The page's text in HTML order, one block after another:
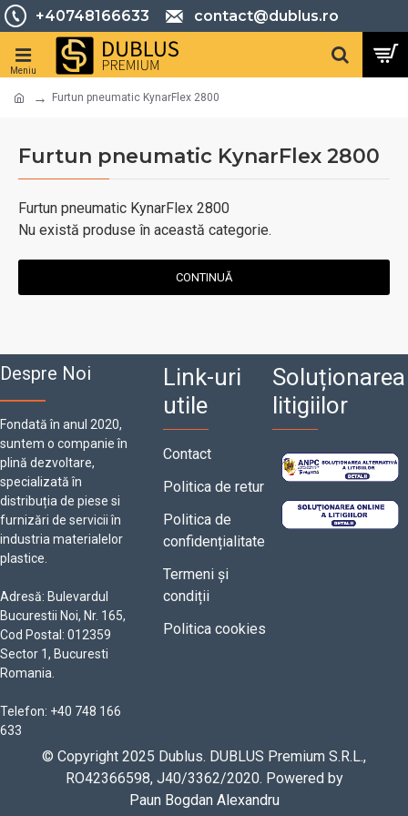
+40748166633 contact@dublus.ro
Furtun pneumatic KynarFlex 2800
Furtun pneumatic KynarFlex 2800
Furtun pneumatic KynarFlex 2800
Nu există produse în această categorie.
CONTINUĂ
Despre Noi
Fondată în anul 2020,
suntem o companie în
plină dezvoltare,
specializată în
distribuția de piese si
furnizări de servicii în
industria materialelor
plastice.
Adresă: Bulevardul
Bucurestii Noi, Nr. 165,
Cod Postal: 012359
Sector 1, Bucuresti
Romania.
Telefon: +40 748 166
633
Link-uri
utile
Contact
Politica de retur
Politica de
confidențialitate
Termeni și
condiții
Politica cookies
Soluționarea
litigiilor
© Copyright 2025 Dublus. DUBLUS Premium S.R.L.,
RO42366598, J40/3362/2020. Powered by
Paun Bogdan Alexandru